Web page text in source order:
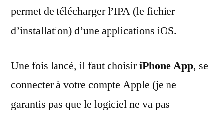
permet de télécharger l’IPA (le fichier
d’installation) d’une applications iOS.
Une fois lancé, il faut choisiriPhone App, se
connecter à votre compte Apple (je ne
garantis pas que le logiciel ne va pas